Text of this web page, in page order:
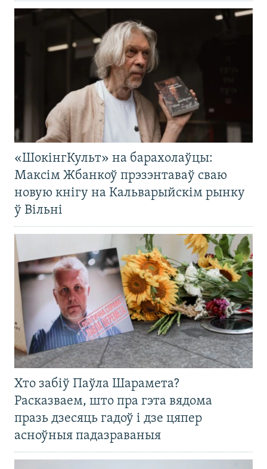
«ШокінгКульт» на барахолаўцы:
Максім Жбанкоў прэзэнтаваў сваю
новую кнігу на Кальварыйскім рынку
ў Вільні
Хто забіў Паўла Шарамета?
Расказваем, што пра гэта вядома
празь дзесяць гадоў і дзе цяпер
асноўныя падазраваныя